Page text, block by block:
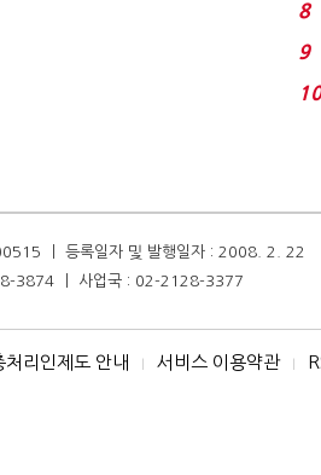
8
9
10
ㅣ 등록일자 및 발행일자 : 2008. 2. 22
3874 ㅣ 사업국 : 02-2128-3377
처리인제도 안내 I 서비스 이용약관 I